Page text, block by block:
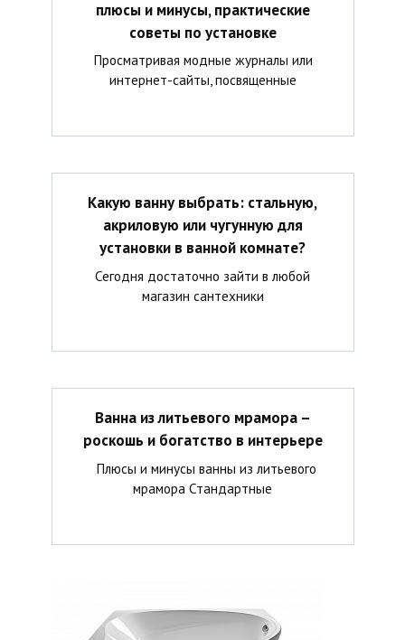
плюсы и минусы, практические
советы по установке
Просматривая модные журналы или
интернет-сайты, посвященные
Какую ванну выбрать: стальную,
акриловую или чугунную для
установки в ванной комнате?
Сегодня достаточно зайти в любой
магазин сантехники
Ванна из литьевого мрамора –
роскошь и богатство в интерьере
Плюсы и минусы ванны из литьевого
мрамора Стандартные